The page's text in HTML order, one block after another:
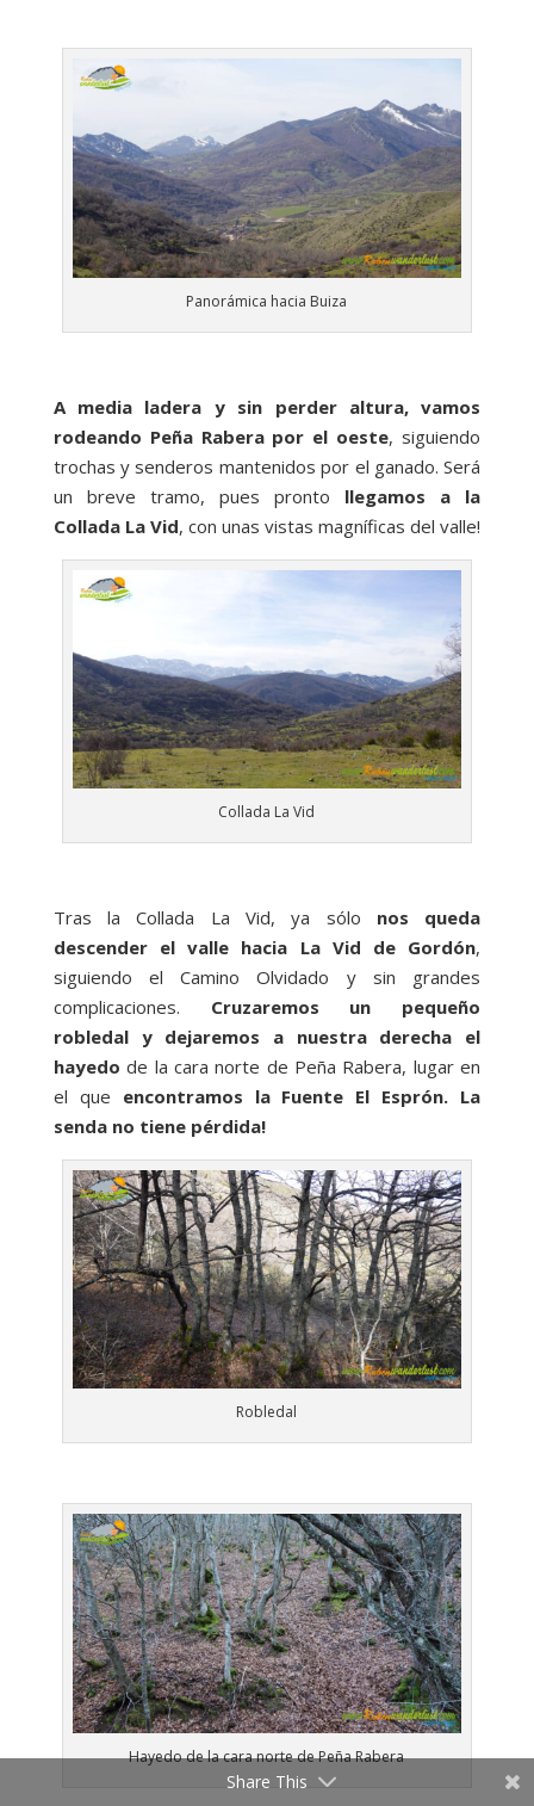
Panorámica hacia Buiza
A media ladera y sin perder altura, vamos
rodeando Peña Rabera por el oeste, siguiendo
trochas y senderos mantenidos por el ganado. Será
un breve tramo, pues pronto llegamos a la
Collada La Vid, con unas vistas magníficas del valle!
Collada La Vid
Tras la Collada La Vid, ya sólo nos queda
descender el valle hacia La Vid de Gordón,
siguiendo el Camino Olvidado y sin grandes
complicaciones. Cruzaremos un pequeño
robledal y dejaremos a nuestra derecha el
hayedo de la cara norte de Peña Rabera, lugar en
el que encontramos la Fuente El Esprón. La
senda no tiene pérdida!
Robledal
Hayedo de la cara norte de Peña Rabera
Share This